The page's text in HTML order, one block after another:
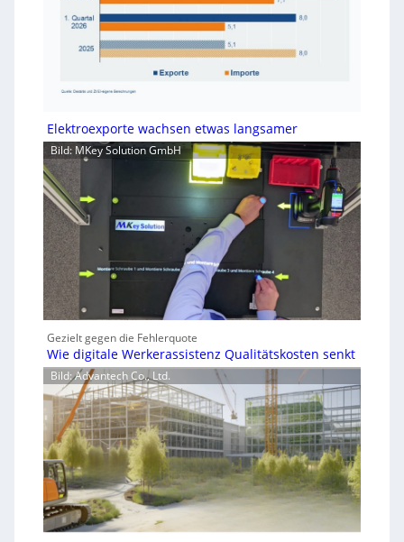
Elektroexporte wachsen etwas langsamer
Bild: MKey Solution GmbH
Gezielt gegen die Fehlerquote
Wie digitale Werkerassistenz Qualitätskosten senkt
Bild: Advantech Co., Ltd.